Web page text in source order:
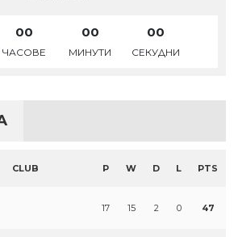
00
ЧАСОВЕ
00
МИНУТИ
00
СЕКУДНИ
CLUB P W D L PTS
17 15 2 0 47